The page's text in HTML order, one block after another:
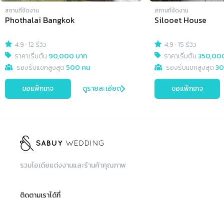
สถานที่จัดงาน
Phothalai Bangkok
4.9 ·12 รีวิว
ราคาเริ่มต้น 90,000 บาท
รองรับแขกสูงสุด 500 คน
ขอแพ็กเกจ ดูรายละเอียด
สถานที่จัดงาน
Silooet House
4.9 ·15 รีวิว
ราคาเริ่มต้น
รองรับแขกสูงสุด
ขอแพ็กเกจ
รวมไอเดียแต่งงานและร้านค้าคุณภาพ
ติดตามเราได้ที่